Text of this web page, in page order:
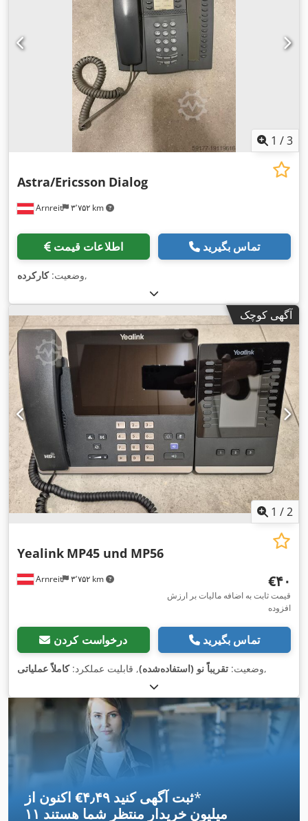
1 /3
Arnreit ۳٬۷۵۲ km
Astra/Ericsson Dialog
اطلاعات قیمت تماس بگیرید
وضعیت:کارکرده ,
آگهی کوچک
1 /2
Arnreit ۳٬۷۵۲ km
Yealink MP45 und MP56
‎€۴۰
قیمت ثابت به اضافه مالیات بر ارزش
افزوده
درخواست کردن تماس بگیرید
وضعیت: تقریباً نو (استفاده‌شده), قابلیت عملکرد:کاملاً عملیاتی ,
اکنون از ‎€۴٫۴۹ ثبت آگهی کنید*
۱۱ میلیون خریدار منتظر شما هستند